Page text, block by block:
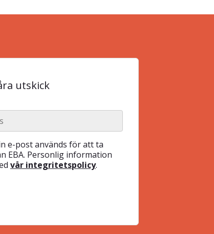
utskick
e-post används för att ta
EBA. Personlig information
vår integritetspolicy.